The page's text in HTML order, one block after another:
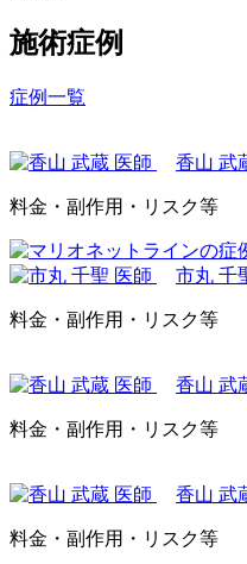
施術症例
症例一覧
香山 武
料金・副作用・リスク等
市丸 千
料金・副作用・リスク等
香山 武
料金・副作用・リスク等
香山 武
料金・副作用・リスク等